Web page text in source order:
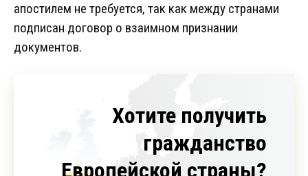
апостилем не требуется, так как между странами
подписан договор о взаимном признании
документов.
Хотите получить
гражданство
Европейской страны?